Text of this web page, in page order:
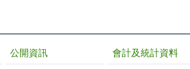
公開資訊 會計及統計資料